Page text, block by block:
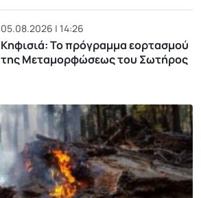
05.08.2026 | 14:26
Κηφισιά: Το πρόγραμμα εορτασμού
της Μεταμορφώσεως του Σωτήρος